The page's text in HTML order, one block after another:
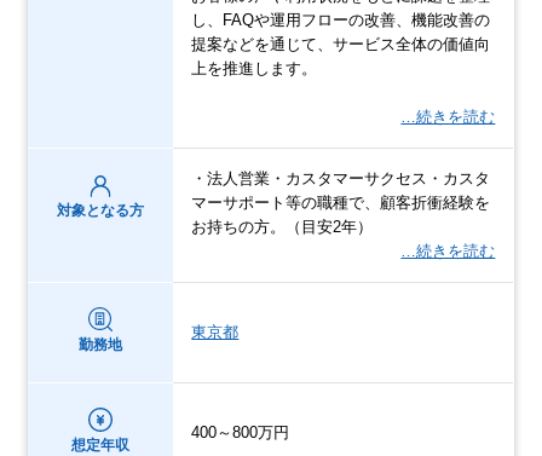
し、FAQや運用フローの改善、機能改善の
提案などを通じて、サービス全体の価値向
上を推進します。
…続きを読む
対象となる方
・法人営業・カスタマーサクセス・カスタ
マーサポート等の職種で、顧客折衝経験を
お持ちの方。（目安2年）
…続きを読む
勤務地
東京都
想定年収
400～800万円